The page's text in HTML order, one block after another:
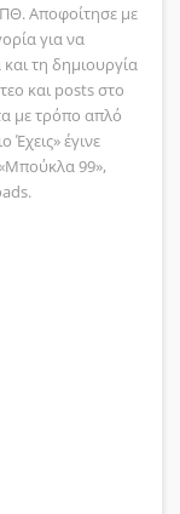
Αποφοίτησε με
για να
τη δημιουργία
και posts στο
με τρόπο απλό
Έχεις» έγινε
99»,